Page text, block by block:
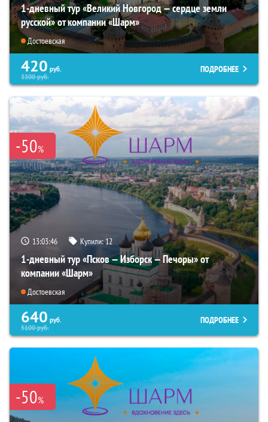
1-дневный тур «Великий Новгород — сердце земли
русской» от компании «Шарм»
Достоевская
420 руб.
3300руб.
ПОДРОБНЕЕ
-50%
13:03:44 Купили:12
1-дневный тур «Псков — Изборск — Печоры» от
компании «Шарм»
Достоевская
640 руб.
5100руб.
ПОДРОБНЕЕ
-50%